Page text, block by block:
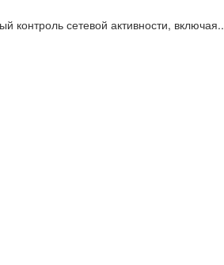
контроль сетевой активности, включая..